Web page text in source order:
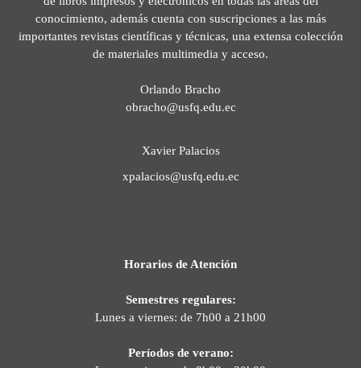
conocimiento, además cuenta con suscripciones a las más
importantes revistas científicas y técnicas, una extensa colección
de materiales multimedia y acceso.
Orlando Bracho
obracho@usfq.edu.ec
Xavier Palacios
xpalacios@usfq.edu.ec
Horarios de Atención
Semestres regulares:
Lunes a viernes: de 7h00 a 21h00
Períodos de verano: